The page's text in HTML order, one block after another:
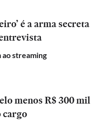
é a arma secreta
ao streaming
menos R$ 300 mil
cargo